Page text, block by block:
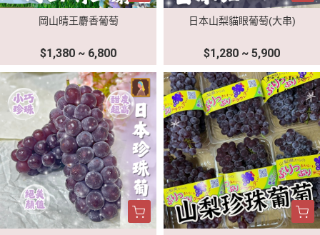
岡山晴王麝香葡萄
$1,380 ~ 6,800
日本山梨貓眼葡萄(大串)
$1,280 ~ 5,900